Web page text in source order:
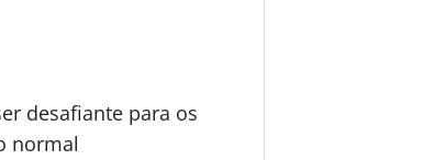
desafiante para os
normal